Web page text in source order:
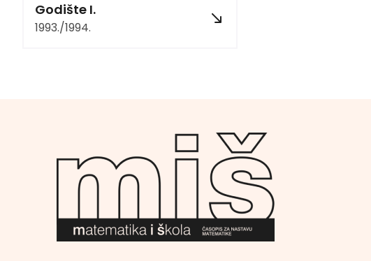
Godište I.
1993./1994.